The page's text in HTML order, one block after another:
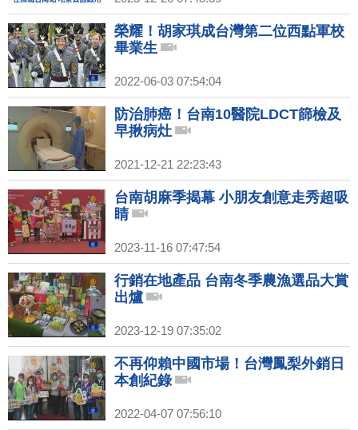
榮耀！胡家琪成台灣第二位西點軍校
畢業生
2022-06-03 07:54:04
防治肺癌！台南10醫院LDCT篩檢及
早揪病灶
2021-12-21 22:23:43
台南胡麻季揭幕 小朋友創意走秀超吸
睛
2023-11-16 07:47:54
行銷在地產品 台南冬季農漁選品大賞
出爐
2023-12-19 07:35:02
不再仰賴中國市場！台灣鳳梨外銷日
本創紀錄
2022-04-07 07:56:10